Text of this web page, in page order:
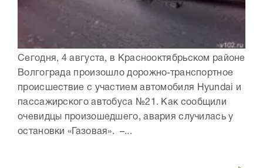
Сегодня, 4 августа, в Краснооктябрьском районе
Волгограда произошло дорожно-транспортное
происшествие с участием автомобиля Hyundai и
пассажирского автобуса №21. Как сообщили
очевидцы произошедшего, авария случилась у
остановки «Газовая». –...